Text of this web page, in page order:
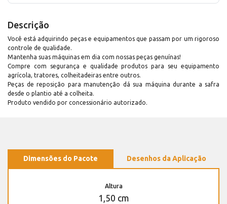
Descrição
Você está adquirindo peças e equipamentos que passam por um rigoroso
controle de qualidade.
Mantenha suas máquinas em dia com nossas peças genuínas!
Compre com segurança e qualidade produtos para seu equipamento
agrícola, tratores, colheitadeiras entre outros.
Peças de reposição para manutenção dá sua máquina durante a safra
desde o plantio até a colheita.
Produto vendido por concessionário autorizado.
Dimensões do Pacote Desenhos da Aplicação
Altura
1,50 cm